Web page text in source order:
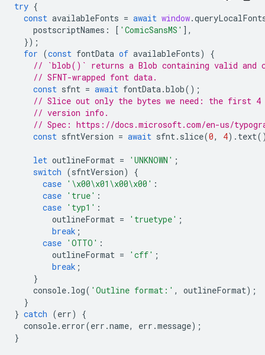
try {
const availableFonts = await window.
postscriptNames : [ 'ComicSansMS' ],
});
for (const fontData of availableFonts)
{
// `blob()` returns a Blob containing valid and
// SFNT-wrapped font data.
const sfnt = await fontData.blob();
// Slice out only the bytes we need: the first 4
// version info.
// Spec: https://docs.microsoft.com/en-us/
const sfntVersion = await sfnt. slice(0, 4). text
let outlineFormat = 'UNKNOWN' ;
switch (sfntVersion)
{
case '\x00\x01\x00\x00' :
case 'true' :
case 'typ1' :
outlineFormat = 'truetype' ;
break ;
case 'OTTO' :
outlineFormat = 'cff' ;
break ;
}
console. log( 'Outline format:' , outlineFormat);
}
} catch (err)
{
console. error(err .name, err .message);
}